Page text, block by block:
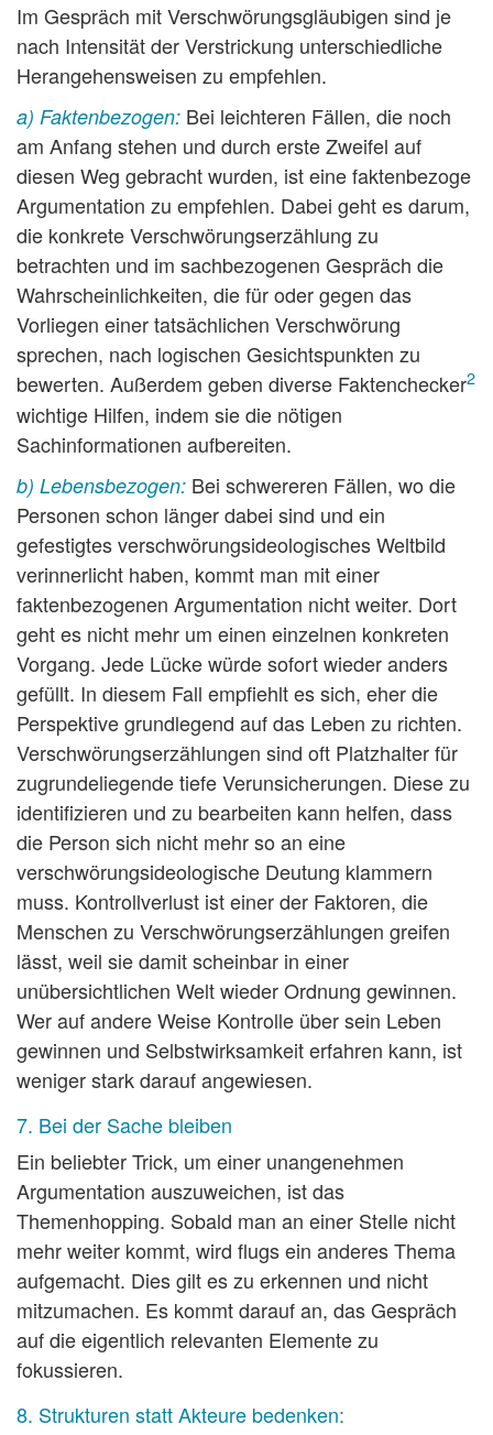
Im Gespräch mit Verschwörungsgläubigen sind je
nach Intensität der Verstrickung unterschiedliche
Herangehensweisen zu empfehlen.
a) Faktenbezogen: Bei leichteren Fällen, die noch
am Anfang stehen und durch erste Zweifel auf
diesen Weg gebracht wurden, ist eine faktenbezoge
Argumentation zu empfehlen. Dabei geht es darum,
die konkrete Verschwörungserzählung zu
betrachten und im sachbezogenen Gespräch die
Wahrscheinlichkeiten, die für oder gegen das
Vorliegen einer tatsächlichen Verschwörung
sprechen, nach logischen Gesichtspunkten zu
bewerten. Außerdem geben diverse Faktenchecker2
wichtige Hilfen, indem sie die nötigen
Sachinformationen aufbereiten.
b) Lebensbezogen: Bei schwereren Fällen, wo die
Personen schon länger dabei sind und ein
gefestigtes verschwörungsideologisches Weltbild
verinnerlicht haben, kommt man mit einer
faktenbezogenen Argumentation nicht weiter. Dort
geht es nicht mehr um einen einzelnen konkreten
Vorgang. Jede Lücke würde sofort wieder anders
gefüllt. In diesem Fall empfiehlt es sich, eher die
Perspektive grundlegend auf das Leben zu richten.
Verschwörungserzählungen sind oft Platzhalter für
zugrundeliegende tiefe Verunsicherungen. Diese zu
identifizieren und zu bearbeiten kann helfen, dass
die Person sich nicht mehr so an eine
verschwörungsideologische Deutung klammern
muss. Kontrollverlust ist einer der Faktoren, die
Menschen zu Verschwörungserzählungen greifen
lässt, weil sie damit scheinbar in einer
unübersichtlichen Welt wieder Ordnung gewinnen.
Wer auf andere Weise Kontrolle über sein Leben
gewinnen und Selbstwirksamkeit erfahren kann, ist
weniger stark darauf angewiesen.
7. Bei der Sache bleiben
Ein beliebter Trick, um einer unangenehmen
Argumentation auszuweichen, ist das
Themenhopping. Sobald man an einer Stelle nicht
mehr weiter kommt, wird flugs ein anderes Thema
aufgemacht. Dies gilt es zu erkennen und nicht
mitzumachen. Es kommt darauf an, das Gespräch
auf die eigentlich relevanten Elemente zu
fokussieren.
8. Strukturen statt Akteure bedenken: